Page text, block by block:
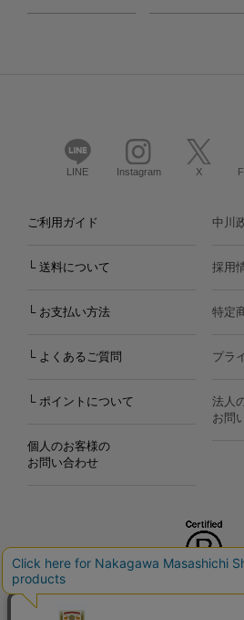
LINE Instagram X
ご利用ガイド
└ 送料について
└ お支払い方法
└ よくあるご質問
└ ポイントについて
個人のお客様の
お問い合わせ
中川
採用
特定
プラ
法人
お問
Copyright©2000